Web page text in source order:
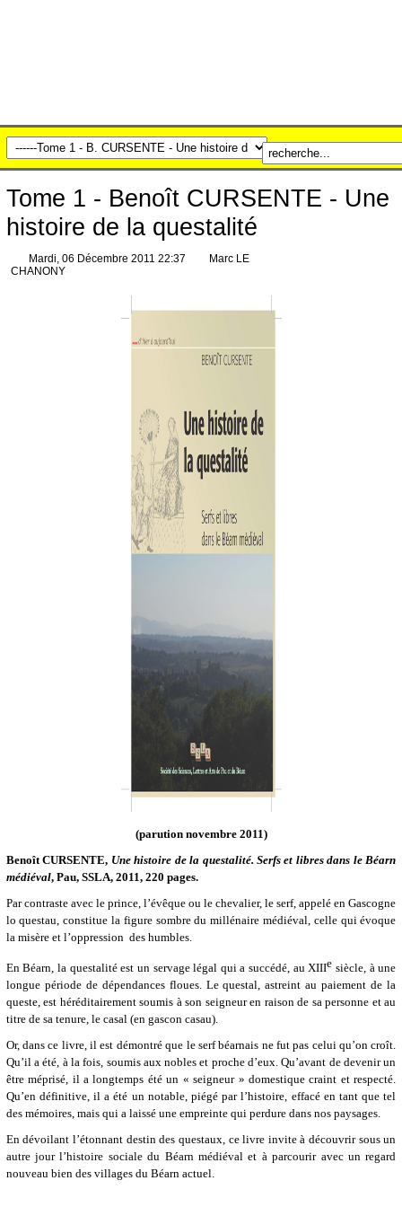
Tome 1 - Benoît CURSENTE - Une
histoire de la questalité
Mardi, 06 Décembre 2011 22:37
Marc LE
CHANONY
(parution novembre 2011)
Benoît CURSENTE, Une histoire de la questalité. Serfs et libres dans le Béarn
médiéval, Pau, SSLA, 2011, 220 pages.
Par contraste avec le prince, l’évêque ou le chevalier, le serf, appelé en Gascogne
lo questau, constitue la figure sombre du millénaire médiéval, celle qui évoque
la misère et l’oppression des humbles.
En Béarn, la questalité est un servage légal qui a succédé, au XIIIe siècle, à une
longue période de dépendances floues. Le questal, astreint au paiement de la
queste, est héréditairement soumis à son seigneur en raison de sa personne et au
titre de sa tenure, le casal (en gascon casau).
Or, dans ce livre, il est démontré que le serf béarnais ne fut pas celui qu’on croît.
Qu’il a été, à la fois, soumis aux nobles et proche d’eux. Qu’avant de devenir un
être méprisé, il a longtemps été un « seigneur » domestique craint et respecté.
Qu’en définitive, il a été un notable, piégé par l’histoire, effacé en tant que tel
des mémoires, mais qui a laissé une empreinte qui perdure dans nos paysages.
En dévoilant l’étonnant destin des questaux, ce livre invite à découvrir sous un
autre jour l’histoire sociale du Béarn médiéval et à parcourir avec un regard
nouveau bien des villages du Béarn actuel.